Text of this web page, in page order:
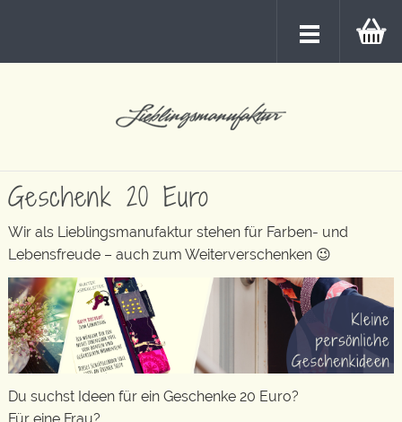
Geschenk 20 Euro
Wir als Lieblingsmanufaktur stehen für Farben- und
Lebensfreude – auch zum Weiterverschenken 😉
Du suchst Ideen für ein Geschenke 20 Euro?
Für eine Frau?